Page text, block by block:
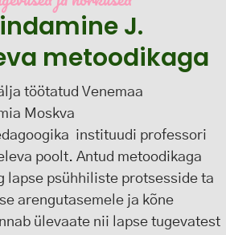
J.
metoodikaga
töötatud Venemaa
Moskva
instituudi professori
poolt. Antud metoodikaga
lapse psühhiliste protsesside ta
arengutasemele ja kõne
ülevaate nii lapse tugevatest